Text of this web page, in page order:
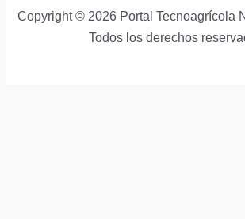
Copyright © 2026 Portal Tecnoagrícola
Todos los derechos